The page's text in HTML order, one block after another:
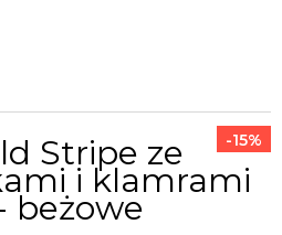
Stripe ze
i klamrami
beżowe
-15%